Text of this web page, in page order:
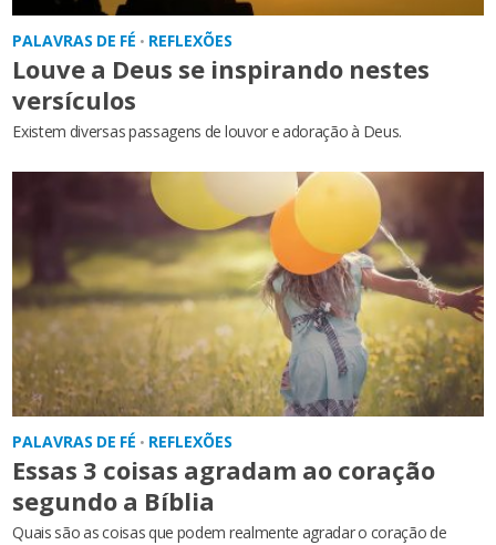
PALAVRAS DE FÉ • REFLEXÕES
Louve a Deus se inspirando nestes
versículos
Existem diversas passagens de louvor e adoração à Deus.
PALAVRAS DE FÉ • REFLEXÕES
Essas 3 coisas agradam ao coração
segundo a Bíblia
Quais são as coisas que podem realmente agradar o coração de